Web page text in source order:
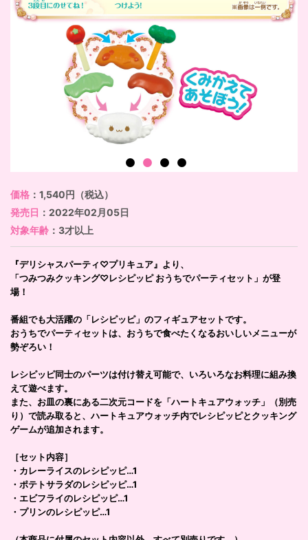
価格 ：1,540円（税込）
発売日 ：2022年02月05日
対象年齢 ：3才以上
『デリシャスパーティ♡プリキュア』より、
「つみつみクッキング♡レシピッピ おうちでパーティセット」が登
場！
番組でも大活躍の「レシピッピ」のフィギュアセットです。
おうちでパーティセットは、おうちで食べたくなるおいしいメニューが
勢ぞろい！
レシピッピ同士のパーツは付け替え可能で、いろいろなお料理に組み換
えて遊べます。
また、お皿の裏にある二次元コードを「ハートキュアウォッチ」（別売
り）で読み取ると、ハートキュアウォッチ内でレシピッピとクッキング
ゲームが追加されます。
［セット内容］
・カレーライスのレシピッピ…1
・ポテトサラダのレシピッピ…1
・エビフライのレシピッピ…1
・プリンのレシピッピ…1